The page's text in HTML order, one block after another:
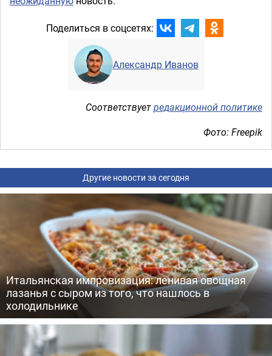
Поделиться в соцсетях:
Александр Иванов
Соответствуетредакционной политике
Фото: Freepik
Другие новости за сегодня
Итальянская импровизация: ленивая овощная
лазанья с сыром из того, что нашлось в
холодильнике